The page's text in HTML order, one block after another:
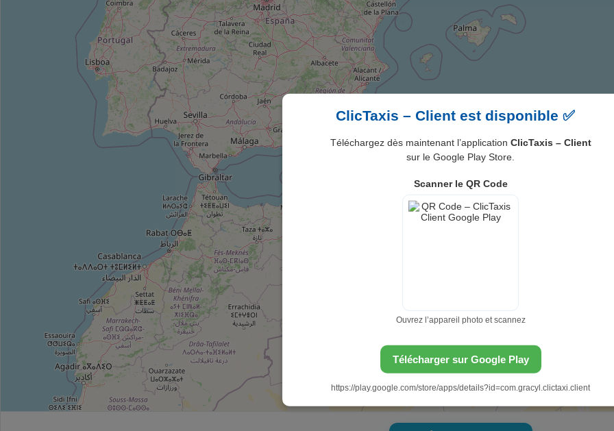
ClicTaxis – Client est disponible ✅
Téléchargez dès maintenant l’application ClicTaxis – Client
sur le Google Play Store.
Scanner le QR Code
Ouvrez l’appareil photo et scannez
Télécharger sur Google Play
https://play.google.com/store/apps/details?id=com.gracyl.clictaxi.client